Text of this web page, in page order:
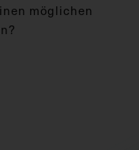
möglichen